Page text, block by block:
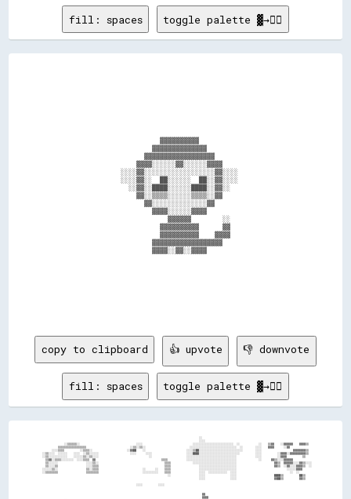
fill: spaces toggle palette ▓→✊🏽
                            ▓▓▓▓▓▓▓▓▓▓
                          ▓▓▓▓▓▓▓▓▓▓▓▓▓▓
                        ▓▓▓▓▓▓▓▓▓▓▓▓▓▓▓▓▓▓
                      ▓▓▓▓░░░░░░▓▓░░░░░░▓▓▓▓
                  ░░░░▓▓░░░░░░░░░░░░░░░░░░▓▓░░░░
                  ░░░░▓▓░░  ██░░░░░░  ██░░▓▓░░░░
                    ░░▓▓░░████░░░░░░████░░▓▓░░
                      ▓▓░░▒▒▒▒░░░░░░▒▒▒▒░░▓▓
                        ▓▓░░░░░░░░░░░░░░▓▓
                          ▓▓▓▓░░░░░░▓▓▓▓
                              ▓▓▓▓▓▓        ░░
                            ▓▓▓▓▓▓▓▓▓▓      ▓▓
                            ▓▓▓▓▓▓▓▓▓▓    ▓▓▓▓
                          ▓▓▓▓▓▓▓▓▓▓▓▓▓▓▓▓▓▓
                          ▓▓▓▓░░▓▓░░▓▓▓▓
copy to clipboard 👍 upvote 👎 downvote
fill: spaces toggle palette ▓→✊🏽